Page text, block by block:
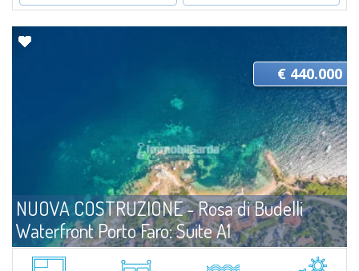
NUOVA COSTRUZIONE - Rosa di Budelli
Waterfront Porto Faro: Suite A1
Palau Vendita
€ 440.000